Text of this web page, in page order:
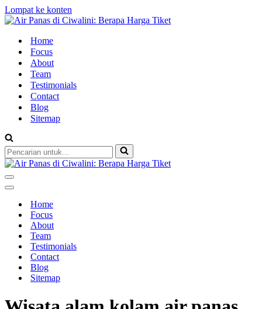
Lompat ke konten
Home
Focus
About
Team
Testimonials
Contact
Blog
Sitemap
Pencarian
untuk...
Menu
Navigasi
Menu
NavigasiHome
Focus
About
Team
Testimonials
Contact
Blog
Sitemap